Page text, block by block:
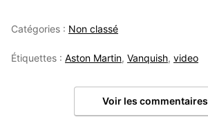
Catégories : Non classé
Étiquettes : Aston Martin, Vanquish, video
Voir les commentaires